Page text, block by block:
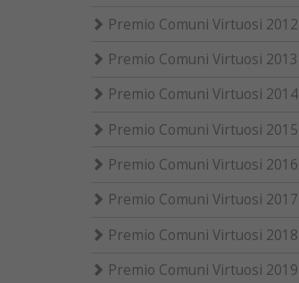
Premio Comuni Virtuosi 2012
Premio Comuni Virtuosi 2013
Premio Comuni Virtuosi 2014
Premio Comuni Virtuosi 2015
Premio Comuni Virtuosi 2016
Premio Comuni Virtuosi 2017
Premio Comuni Virtuosi 2018
Premio Comuni Virtuosi 2019